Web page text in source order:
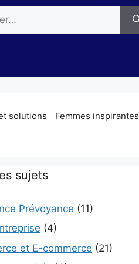
solutions Femmes inspirantes
sujets
Prévoyance (11)
(4)
et E-commerce (21)